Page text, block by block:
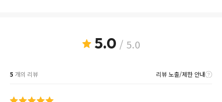
5.0 / 5.0
5 개의 리뷰 리뷰 노출/제한 안내